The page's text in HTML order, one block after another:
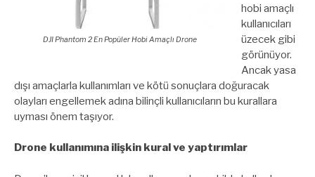
DJI Phantom 2 En Popüler Hobi Amaçlı Drone
hobi amaçlı
kullanıcıları
üzecek gibi
görünüyor.
Ancak yasa
dışı amaçlarla kullanımları ve kötü sonuçlara doğuracak
olayları engellemek adına bilinçli kullanıcıların bu kurallara
uyması önem taşıyor.
Drone kullanımına ilişkin kural ve yaptırımlar